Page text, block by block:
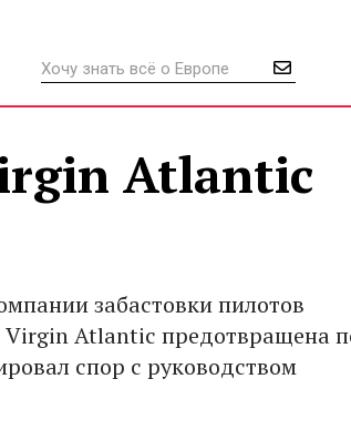
Atlantic
забастовки пилотов
Atlantic предотвращена
спор с руководством